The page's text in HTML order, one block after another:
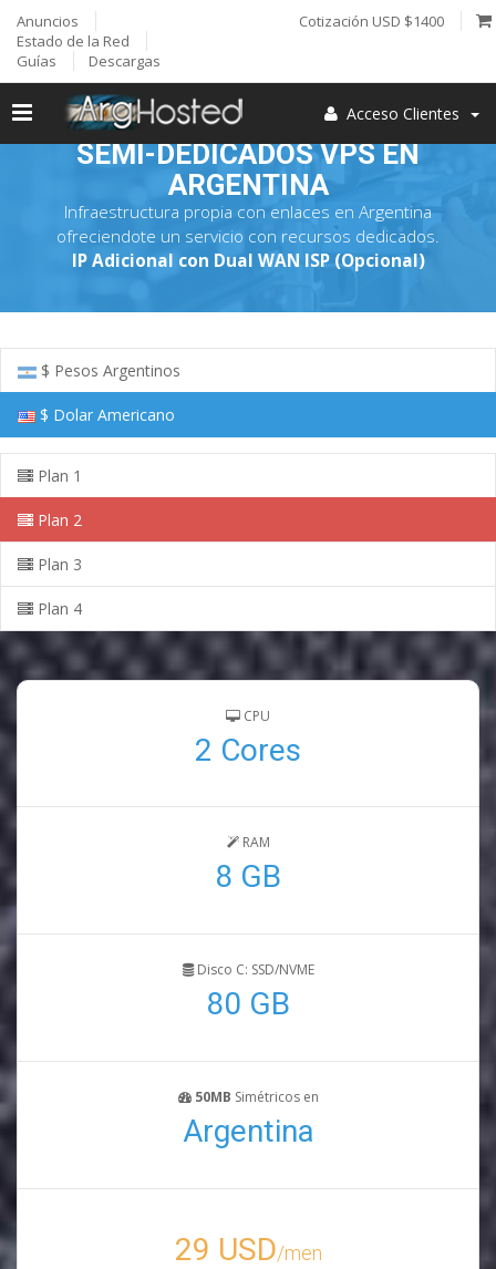
Anuncios
Estado de la Red
Guías
Descargas
Cotización USD $1400
Acceso Clientes
SEMI-DEDICADOS VPS EN
ARGENTINA
Infraestructura propia con enlaces en Argentina
ofreciendote un servicio con recursos dedicados.
IP Adicional con Dual WAN ISP (Opcional)
$ Pesos Argentinos
$ Dolar Americano
Plan 1
Plan 2
Plan 3
Plan 4
CPU
2 Cores
RAM
8 GB
Disco C: SSD/NVME
80 GB
50MB Simétricos en
Argentina
29 USD/men